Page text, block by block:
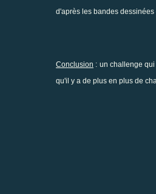
d'après les bandes dessinées
Conclusion : un challenge
qu'il y a de plus en plus de